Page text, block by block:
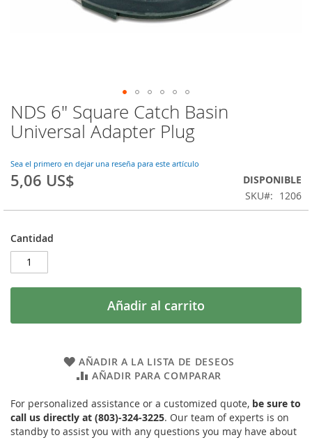
Saltar
al
comienzo
la
galería
de
NDS 6" Square Catch Basin
Universal Adapter Plug
Sea el primero en dejar una reseña para este artículo
5,06 US$
DISPONIBLE
SKU
1206
Cantidad
Añadir al carrito
AÑADIR A LA LISTA DE DESEOS
AÑADIR PARA COMPARAR
For personalized assistance or a customized quote, be sure to
call us directly at (803)-324-3225. Our team of experts is on
standby to assist you with any questions you may have about